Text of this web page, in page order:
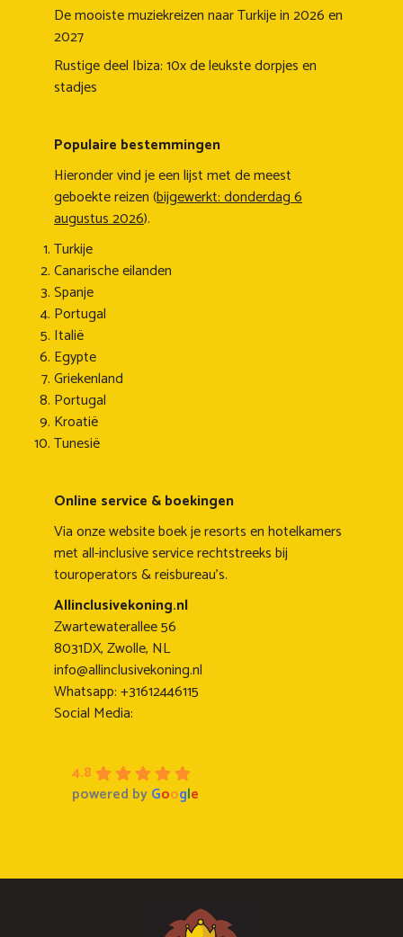
De mooiste muziekreizen naar Turkije in 2026 en
2027
Rustige deel Ibiza: 10x de leukste dorpjes en
stadjes
Populaire bestemmingen
Hieronder vind je een lijst met de meest
geboekte reizen (bijgewerkt: donderdag 6
augustus 2026).
Turkije
Canarische eilanden
Spanje
Portugal
Italië
Egypte
Griekenland
Portugal
Kroatië
Tunesië
Online service & boekingen
Via onze website boek je resorts en hotelkamers
met all-inclusive service rechtstreeks bij
touroperators & reisbureau's.
Allinclusivekoning.nl
Zwartewaterallee 56
8031DX, Zwolle, NL
info@allinclusivekoning.nl
Whatsapp: +31612446115
Social Media:
4.8
powered byGoogle